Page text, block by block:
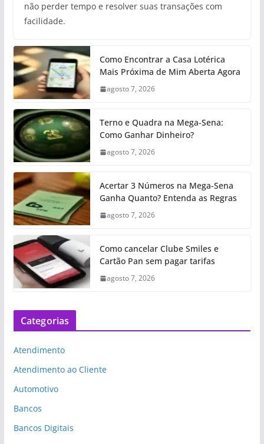
não perder tempo e resolver suas transações com
facilidade.
Como Encontrar a Casa Lotérica
Mais Próxima de Mim Aberta Agora
agosto 7, 2026
Terno e Quadra na Mega-Sena:
Como Ganhar Dinheiro?
agosto 7, 2026
Acertar 3 Números na Mega-Sena
Ganha Quanto? Entenda as Regras
agosto 7, 2026
Como cancelar Clube Smiles e
Cartão Pan sem pagar tarifas
agosto 7, 2026
Categorias
Atendimento
Atendimento ao Cliente
Automotivo
Bancos
Bancos Digitais